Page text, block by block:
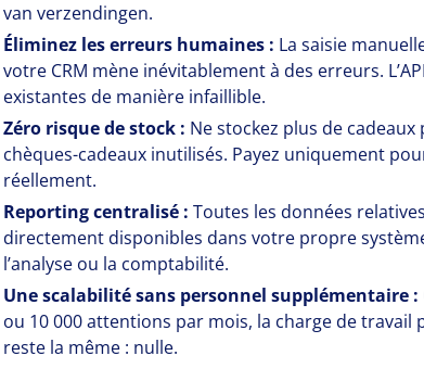
van verzendingen.
Éliminez les erreurs humaines : La saisie
votre CRM mène inévitablement à des erreurs.
existantes de manière infaillible.
Zéro risque de stock : Ne stockez plus de
chèques-cadeaux inutilisés. Payez uniquement
réellement.
Reporting centralisé : Toutes les données
directement disponibles dans votre propre
l’analyse ou la comptabilité.
Une scalabilité sans personnel supplémentaire :
ou 10000attentions par mois, la charge de travail
reste la même : nulle.